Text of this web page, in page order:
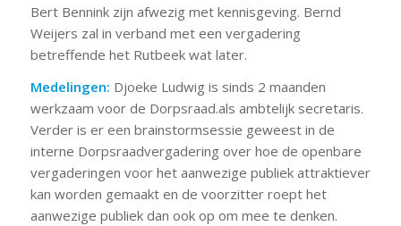
Bert Bennink zijn afwezig met kennisgeving. Bernd
Weijers zal in verband met een vergadering
betreffende het Rutbeek wat later.
Medelingen: Djoeke Ludwig is sinds 2 maanden
werkzaam voor de Dorpsraad.als ambtelijk secretaris.
Verder is er een brainstormsessie geweest in de
interne Dorpsraadvergadering over hoe de openbare
vergaderingen voor het aanwezige publiek attraktiever
kan worden gemaakt en de voorzitter roept het
aanwezige publiek dan ook op om mee te denken.